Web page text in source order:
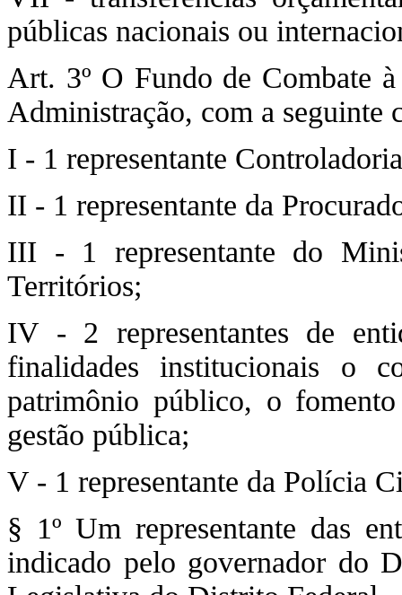
públicas nacionais ou
Art. 3º O Fundo de Combate
Administração, com a seguinte
I - 1 representante
II - 1 representante da
III - 1 representante do
Territórios;
IV - 2 representantes de
finalidades institucionais o
patrimônio público, o
gestão pública;
V - 1 representante da Polícia
§ 1º Um representante das
indicado pelo governador do